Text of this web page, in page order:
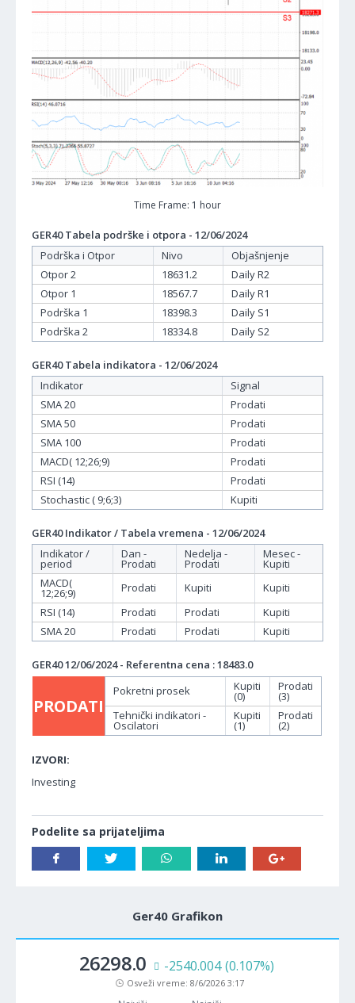
Time Frame: 1 hour
GER40 Tabela podrške i otpora - 12/06/2024
Podrška i Otpor
Nivo
Objašnjenje
Otpor 2
18631.2
Daily R2
Otpor 1
18567.7
Daily R1
Podrška 1
18398.3
Daily S1
Podrška 2
18334.8 Daily S2
GER40 Tabela indikatora - 12/06/2024
Indikator
Signal
SMA 20
Prodati
SMA 50
Prodati
SMA 100
Prodati
MACD( 12;26;9)
Prodati
RSI (14)
Prodati
Stochastic ( 9;6;3)
Kupiti
GER40 Indikator / Tabela vremena - 12/06/2024
Indikator /
period
Dan -
Prodati
Nedelja -
Prodati
Mesec -
Kupiti
MACD(
12;26;9) Prodati Kupiti
Kupiti
RSI (14)
Prodati Prodati
Kupiti
SMA 20
Prodati Prodati Kupiti
GER40 12/06/2024 - Referentna cena : 18483.0
PRODATI
Pokretni prosek Kupiti
(0)
Prodati
(3)
Tehnički indikatori -
Oscilatori
Kupiti
(1)
Prodati
(2)
IZVORI:
Investing
Podelite sa prijateljima
Ger40 Grafikon
26298.0 -2540.004 (0.107%)
Osveži vreme: 8/6/2026 3:17